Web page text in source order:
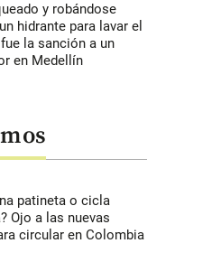
y robándose
hidrante para lavar el
la sanción a un
en Medellín
patineta o cicla
Ojo a las nuevas
circular en Colombia